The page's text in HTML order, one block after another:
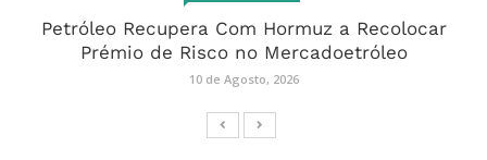
Petróleo Recupera Com Hormuz a Recolocar
Prémio de Risco no Mercadoetróleo
10 de Agosto, 2026